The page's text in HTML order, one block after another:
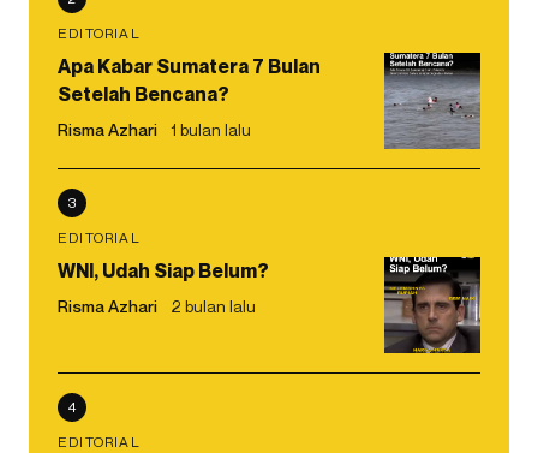
EDITORIAL
Apa Kabar Sumatera 7 Bulan
Setelah Bencana?
Risma Azhari 1 bulan lalu
3
EDITORIAL
WNI, Udah Siap Belum?
Risma Azhari 2 bulan lalu
4
EDITORIAL